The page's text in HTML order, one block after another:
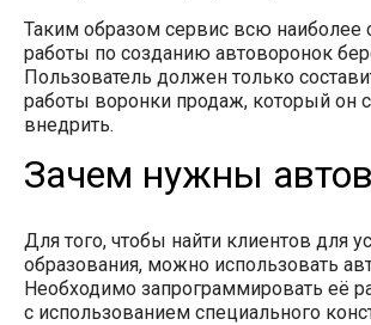
Таким образом сервис всю наиболее
работы по созданию автоворонок
Пользователь должен только
работы воронки продаж, который он
внедрить.
Зачем нужны
Для того, чтобы найти клиентов для
образования, можно использовать
Необходимо запрограммировать её
с использованием специального